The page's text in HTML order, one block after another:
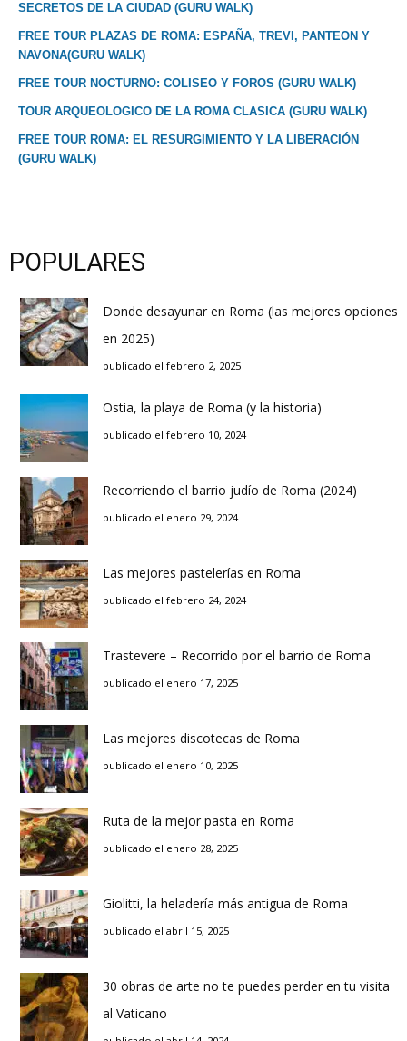
SECRETOS DE LA CIUDAD (GURU WALK)
FREE TOUR PLAZAS DE ROMA: ESPAÑA, TREVI, PANTEON Y
NAVONA(GURU WALK)
FREE TOUR NOCTURNO: COLISEO Y FOROS (GURU WALK)
TOUR ARQUEOLOGICO DE LA ROMA CLASICA (GURU WALK)
FREE TOUR ROMA: EL RESURGIMIENTO Y LA LIBERACIÓN
(GURU WALK)
POPULARES
Donde desayunar en Roma (las mejores opciones
en 2025)
publicado el febrero 2, 2025
Ostia, la playa de Roma (y la historia)
publicado el febrero 10, 2024
Recorriendo el barrio judío de Roma (2024)
publicado el enero 29, 2024
Las mejores pastelerías en Roma
publicado el febrero 24, 2024
Trastevere – Recorrido por el barrio de Roma
publicado el enero 17, 2025
Las mejores discotecas de Roma
publicado el enero 10, 2025
Ruta de la mejor pasta en Roma
publicado el enero 28, 2025
Giolitti, la heladería más antigua de Roma
publicado el abril 15, 2025
30 obras de arte no te puedes perder en tu visita
al Vaticano